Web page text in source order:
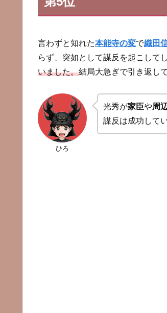
言わずと知れた本能寺の変で織田
らず、突如として謀反を起こして
いました。結局大急ぎで引き返し
ひろ
光秀が家臣や周
謀反は成功して